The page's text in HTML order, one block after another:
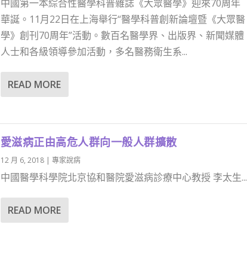
中國第一本綜合性醫學科普雜誌《大眾醫學》迎來70周年
華誕。11月22日在上海舉行“醫學科普創新論壇暨《大眾醫
學》創刊70周年”活動。數百名醫學界、出版界、新聞媒體
人士和各級領導參加活動，多名醫務衛生系...
READ MORE
愛滋病正由高危人群向一般人群擴散
12 月 6, 2018| 專家說病
中國醫學科學院北京協和醫院愛滋病診療中心教授 李太生...
READ MORE